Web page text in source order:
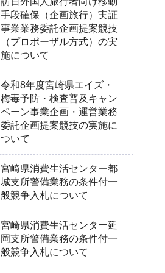
手段確保（企画旅行）実証
事業業務委託企画提案競技
（プロポーザル方式）の実
施について
令和8年度宮崎県エイズ・
梅毒予防・検査普及キャン
ペーン事業企画・運営業務
委託企画提案競技の実施に
ついて
宮崎県消費生活センター都
城支所警備業務の条件付一
般競争入札について
宮崎県消費生活センター延
岡支所警備業務の条件付一
般競争入札について